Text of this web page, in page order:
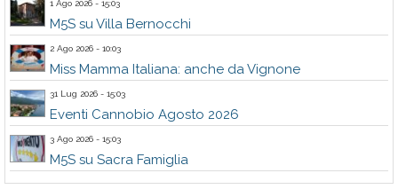
1 Ago 2026 - 15:03
M5S su Villa Bernocchi
2 Ago 2026 - 10:03
Miss Mamma Italiana: anche da Vignone
31 Lug 2026 - 15:03
Eventi Cannobio Agosto 2026
3 Ago 2026 - 15:03
M5S su Sacra Famiglia